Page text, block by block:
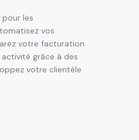
les
vos
votre facturation
grâce à des
votre clientèle